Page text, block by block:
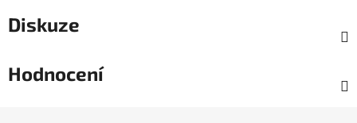
Diskuze
Hodnocení